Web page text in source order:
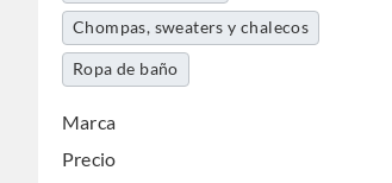
Chompas, sweaters y chalecos
Ropa de baño
Marca
Precio